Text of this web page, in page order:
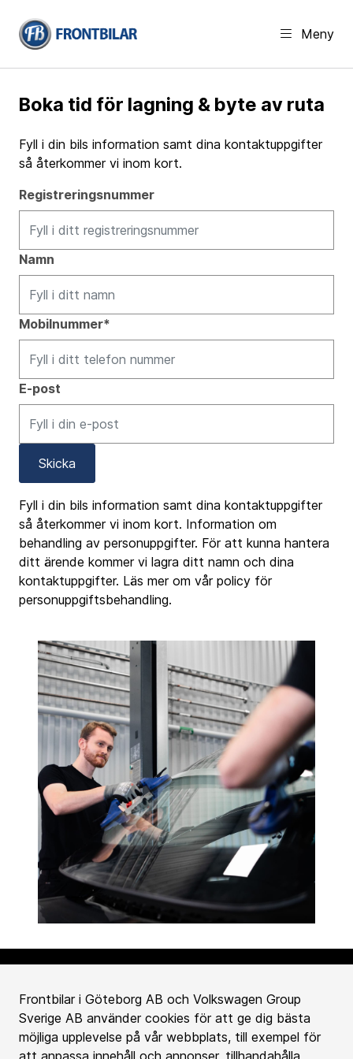
Meny
Frontbilar i Göteborg AB och Volkswagen Group
Sverige AB använder cookies för att ge dig bästa
möjliga upplevelse på vår webbplats, till exempel för
att anpassa innehåll och annonser, tillhandahålla
Boka tid för lagning & byte av ruta
Fyll i din bils information samt dina kontaktuppgifter
så återkommer vi inom kort.
Registreringsnummer
Namn
Mobilnummer*
E-post
Skicka
Fyll i din bils information samt dina kontaktuppgifter
så återkommer vi inom kort. Information om
behandling av personuppgifter. För att kunna hantera
ditt ärende kommer vi lagra ditt namn och dina
kontaktuppgifter. Läs mer om vår policy för
personuppgiftsbehandling.
Köpa bil